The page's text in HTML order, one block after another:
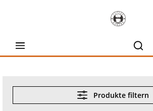
Produkte filtern